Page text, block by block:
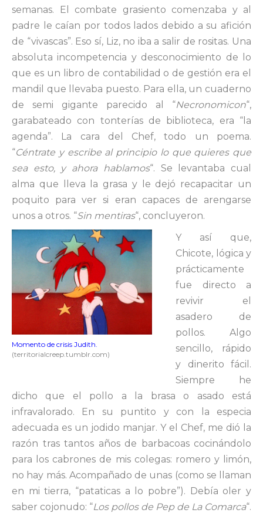
semanas. El combate grasiento comenzaba y al
padre le caían por todos lados debido a su afición
de “vivascas”. Eso sí, Liz, no iba a salir de rositas. Una
absoluta incompetencia y desconocimiento de lo
que es un libro de contabilidad o de gestión era el
mandil que llevaba puesto. Para ella, un cuaderno
de semi gigante parecido al “Necronomicon“,
garabateado con tonterías de biblioteca, era “la
agenda”. La cara del Chef, todo un poema.
“Céntrate y escribe al principio lo que quieres que
sea esto, y ahora hablamos“. Se levantaba cual
alma que lleva la grasa y le dejó recapacitar un
poquito para ver si eran capaces de arengarse
unos a otros. “Sin mentiras“, concluyeron.
Momento de crisis Judith.
(territorialcreep.tumblr.com)
Y así que,
Chicote, lógica y
prácticamente
fue directo a
revivir el
asadero de
pollos. Algo
sencillo, rápido
y dinerito fácil.
Siempre he
dicho que el pollo a la brasa o asado está
infravalorado. En su puntito y con la especia
adecuada es un jodido manjar. Y el Chef, me dió la
razón tras tantos años de barbacoas cocinándolo
para los cabrones de mis colegas: romero y limón,
no hay más. Acompañado de unas (como se llaman
en mi tierra, “pataticas a lo pobre”). Debía oler y
saber cojonudo: “Los pollos de Pep de La Comarca“.